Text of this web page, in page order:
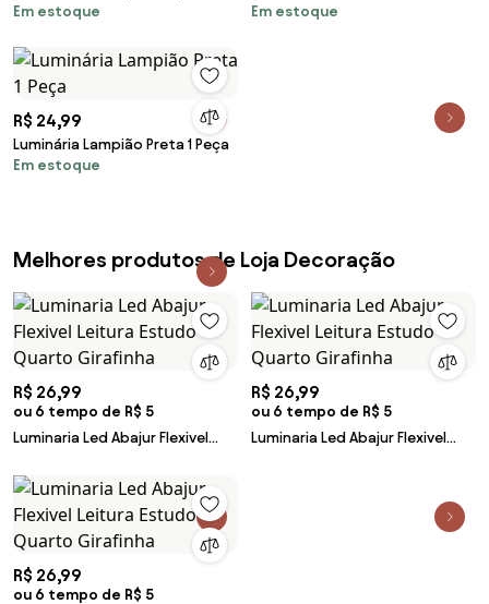
Em estoque
Peça
Em estoque
R$ 24,99
Luminária Lampião Preta 1 Peça
Em estoque
Melhores produtos de Loja Decoração
R$ 26,99
ou 6 tempo de R$ 5
Luminaria Led Abajur Flexivel
Girafinha
R$ 26,99
ou 6 tempo de R$ 5
Luminaria Led Abajur Flexivel
R$ 26,99
ou 6 tempo de R$ 5